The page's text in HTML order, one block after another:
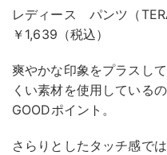
レディース パンツ（
￥1,639（税込）
爽やかな印象をプラスし
くい素材を使用している
GOODポイント。
さらりとしたタッチ感で